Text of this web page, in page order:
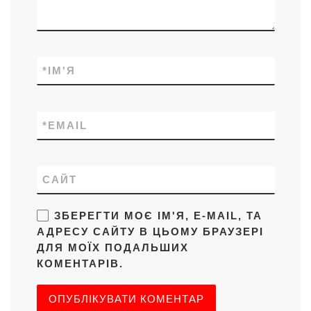
ІМ'Я
*
EMAIL
*
САЙТ
ЗБЕРЕГТИ МОЄ ІМ'Я, E-MAIL, ТА
АДРЕСУ САЙТУ В ЦЬОМУ БРАУЗЕРІ
ДЛЯ МОЇХ ПОДАЛЬШИХ
КОМЕНТАРІВ.